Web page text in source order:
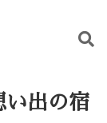
い出の宿